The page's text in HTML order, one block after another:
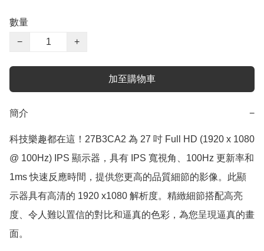
數量
−
+
加至購物車
簡介 −
科技樂趣都在這！27B3CA2 為 27 吋 Full HD (1920 x 1080
@ 100Hz) IPS 顯示器，具有 IPS 寬視角、100Hz 更新率和
1ms 快速反應時間，提供您更高的品質細節的影像。此顯
示器具有高清的 1920 x1080 解析度。精緻細節搭配高亮
度、令人難以置信的對比和逼真的色彩，為您呈現逼真的畫
面。